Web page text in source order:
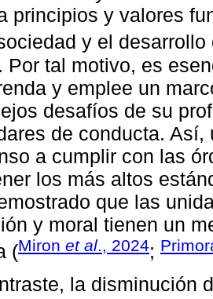
principios y valores
y el
Por tal motivo, es
y emplee un
desafíos de su
de conducta.
a cumplir con las
los más altos
que las
y moral tienen un
(Miron et al ., 2024;
la disminución